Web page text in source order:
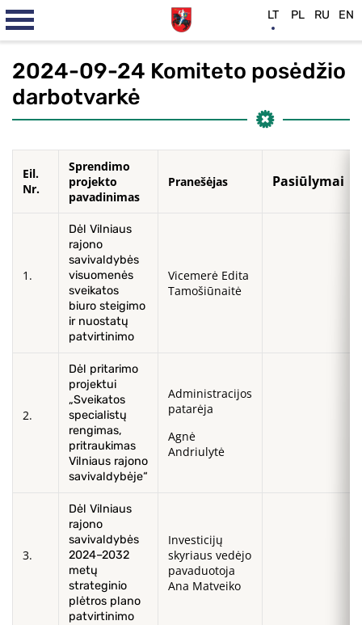
2024-09-24 Komiteto posėdžio
darbotvarkė
Eil.
Nr.
Sprendimo
projekto
pavadinimas
Pranešėjas Pasiūlymai
1.
Dėl Vilniaus
rajono
savivaldybės
visuomenės
sveikatos
biuro steigimo
ir nuostatų
patvirtinimo
Vicemerė Edita
Tamošiūnaitė
2.
Dėl pritarimo
projektui
„Sveikatos
specialistų
rengimas,
pritraukimas
Vilniaus rajono
savivaldybėje“
Administracijos
patarėja
Agnė
Andriulytė
3.
Dėl Vilniaus
rajono
savivaldybės
2024–2032
metų
strateginio
plėtros plano
patvirtinimo
Investicijų
skyriaus vedėjo
pavaduotoja
Ana Matveiko
LT PL RU EN